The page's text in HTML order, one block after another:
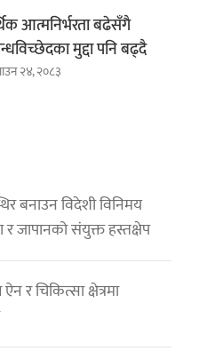
आत्मनिर्भरता बढेसँगै
मुद्दा पनि बढ्दै
२४, २०८३
बनाउन विदेशी विनिमय
र जापानको संयुक्त हस्तक्षेप
र चिकित्सा क्षेत्रमा